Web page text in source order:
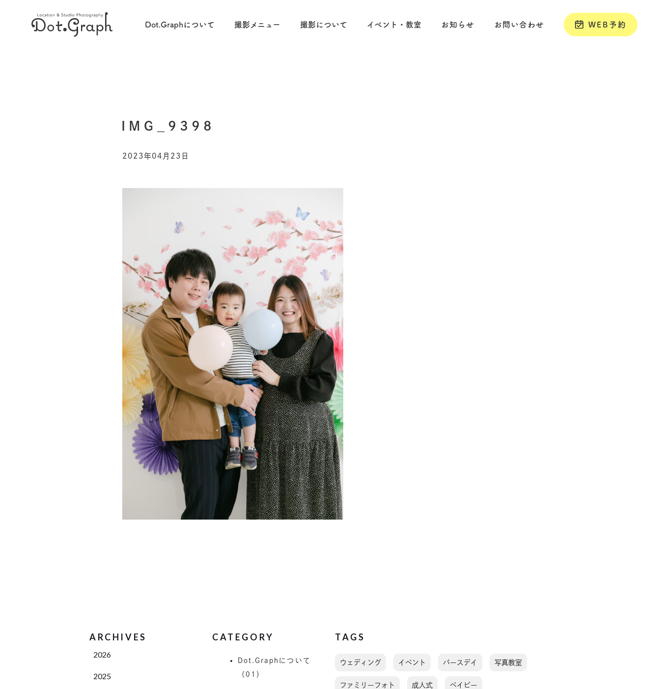
Dot.Graphについて 撮影メニュー 撮影について イベント・教室 お知らせ お問い合わせ WEB予約
IMG_9398
2023年04月23日
ARCHIVES
2026
2025
CATEGORY
Dot.Graphについて
（01）
TAGS
ウェディング イベント バースデイ 写真教室
ファミリーフォト 成人式 ベイビー